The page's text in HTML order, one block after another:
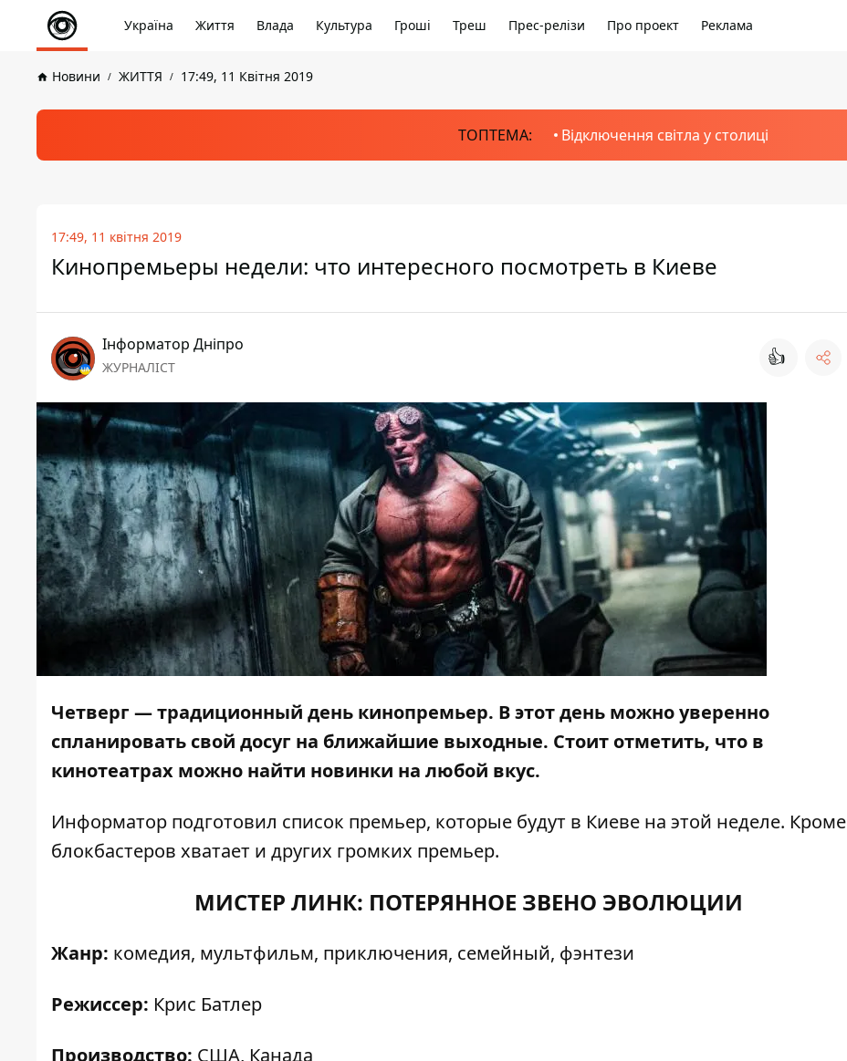
Україна Життя Влада Культура Гроші Треш Прес-релізи Про проект Реклама
Новини ЖИТТЯ 17:49, 11 Квітня 2019
ТОПТЕМА: Відключення світла у столиці
17:49, 11 квітня 2019
Кинопремьеры недели: что интересного посмотреть в Киеве
Інформатор Дніпро
ЖУРНАЛІСТ 👍
Четверг — традиционный день кинопремьер. В этот день можно уверенно
спланировать свой досуг на ближайшие выходные. Стоит отметить, что в
кинотеатрах можно найти новинки на любой вкус.
Информатор подготовил список премьер, которые будут в Киеве на этой неделе. Кроме
блокбастеров хватает и других громких премьер.
МИСТЕР ЛИНК: ПОТЕРЯННОЕ ЗВЕНО ЭВОЛЮЦИИ
Жанр: комедия, мультфильм, приключения, семейный, фэнтези
Режиссер: Крис Батлер
Производство: США, Канада